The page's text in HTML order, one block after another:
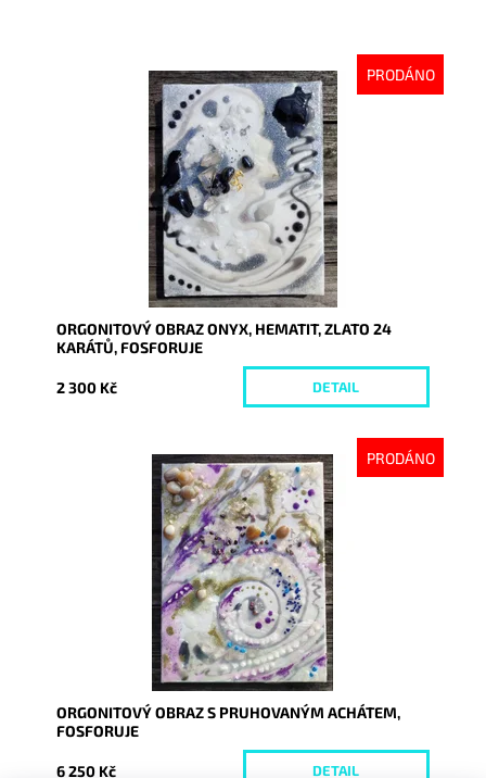
PRODÁNO
Vyprodáno
7326
ORGONITOVÝ OBRAZ ONYX, HEMATIT, ZLATO 24
KARÁTŮ, FOSFORUJE
2 300 Kč DETAIL
PRODÁNO
Vyprodáno
9338
ORGONITOVÝ OBRAZ S PRUHOVANÝM ACHÁTEM,
FOSFORUJE
6 250 Kč DETAIL